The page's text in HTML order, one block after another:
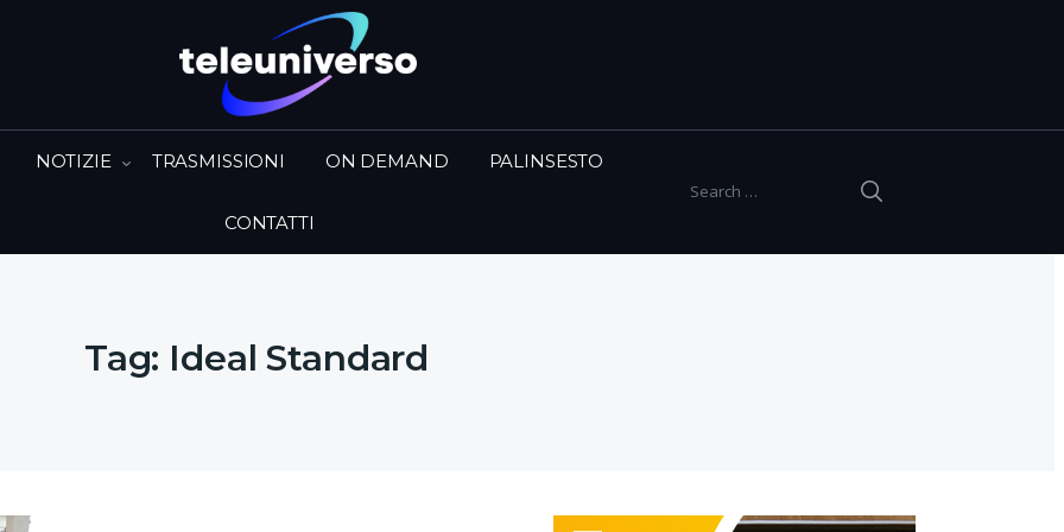
Search for:
NOTIZIE TRASMISSIONI ON DEMAND PALINSESTO
CONTATTI
Tag: Ideal Standard